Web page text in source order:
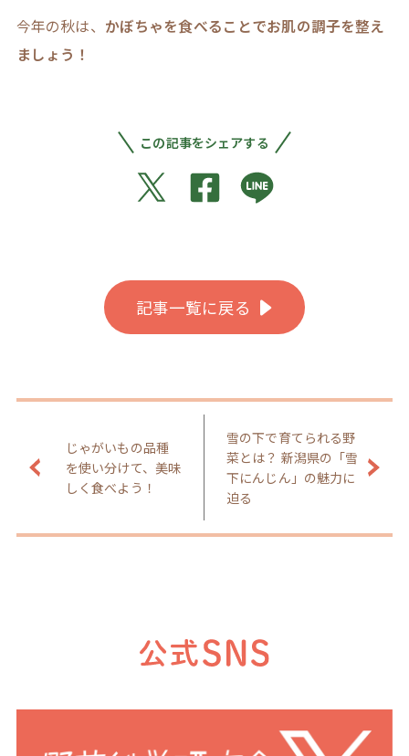
今年の秋は、 かぼちゃを食べることでお肌の調子を整え
ましょう！
この記事をシェアする
記事一覧に戻る
じゃがいもの品種
を使い分けて、美味
しく食べよう！
雪の下で育てられる野
菜とは？ 新潟県の「雪
下にんじん」の魅力に
迫る